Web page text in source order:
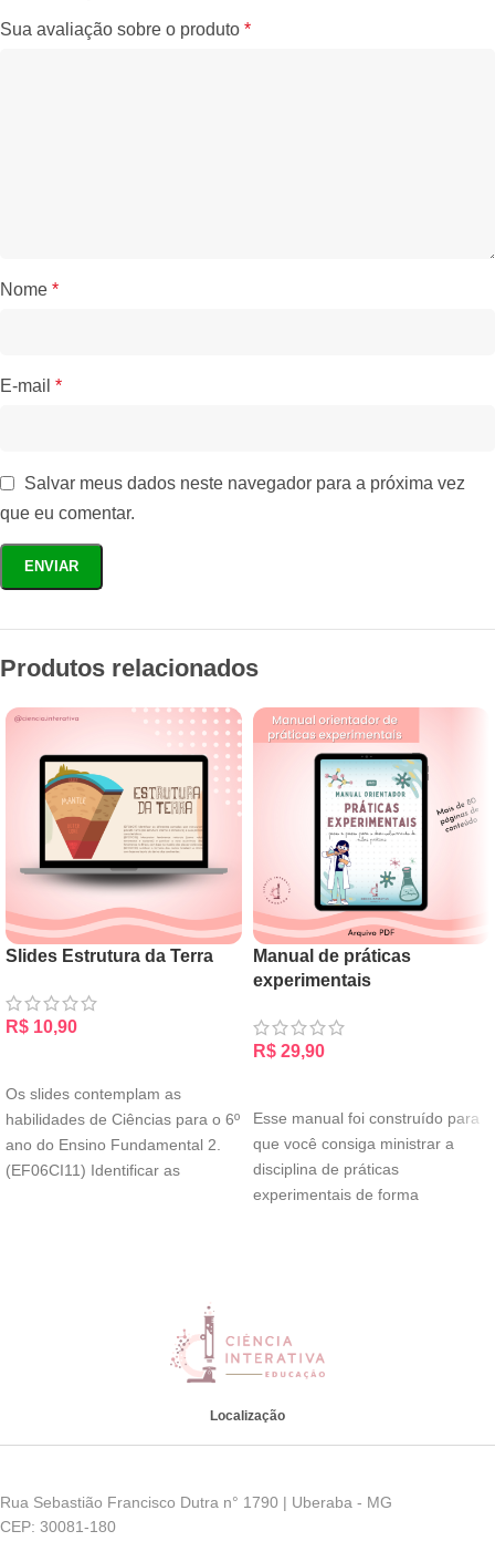
Sua avaliação sobre o produto *
Nome *
E-mail *
Salvar meus dados neste navegador para a próxima vez
que eu comentar.
Produtos relacionados
Slides Estrutura da Terra
R$ 10,90
Os slides contemplam as
habilidades de Ciências para o 6º
ano do Ensino Fundamental 2.
(EF06CI11) Identificar as
Manual de práticas
experimentais
R$ 29,90
Esse manual foi construído para
que você consiga ministrar a
disciplina de práticas
experimentais de forma
Localização
Rua Sebastião Francisco Dutra n° 1790 | Uberaba - MG
CEP: 30081-180